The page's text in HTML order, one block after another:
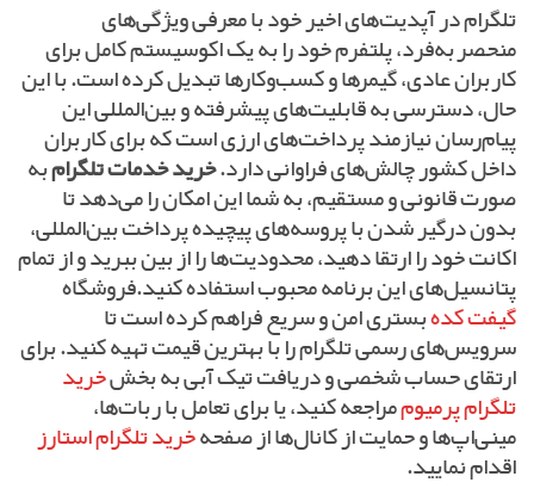
تلگرام در آپدیت‌های اخیر خود با معرفی ویژگی‌های
منحصربه‌فرد، پلتفرم خود را به یک اکوسیستم کامل برای
کاربران عادی، گیمرها و کسب‌وکارها تبدیل کرده است. با این
حال، دسترسی به قابلیت‌های پیشرفته و بین‌المللی این
پیام‌رسان نیازمند پرداخت‌های ارزی است که برای کاربران
داخل کشور چالش‌های فراوانی دارد.خرید خدمات تلگرامبه
صورت قانونی و مستقیم، به شما این امکان را می‌دهد تا
بدون درگیر شدن با پروسه‌های پیچیده پرداخت بین‌المللی،
اکانت خود را ارتقا دهید، محدودیت‌ها را از بین ببرید و از تمام
پتانسیل‌های این برنامه محبوب استفاده کنید.فروشگاه
گیفت کدهبستری امن و سریع فراهم کرده است تا
سرویس‌های رسمی تلگرام را با بهترین قیمت تهیه کنید. برای
ارتقای حساب شخصی و دریافت تیک آبی به بخشخرید
تلگرام پرمیوممراجعه کنید، یا برای تعامل با ربات‌ها،
مینی‌اپ‌ها و حمایت از کانال‌ها از صفحهخرید تلگرام استارز
اقدام نمایید.